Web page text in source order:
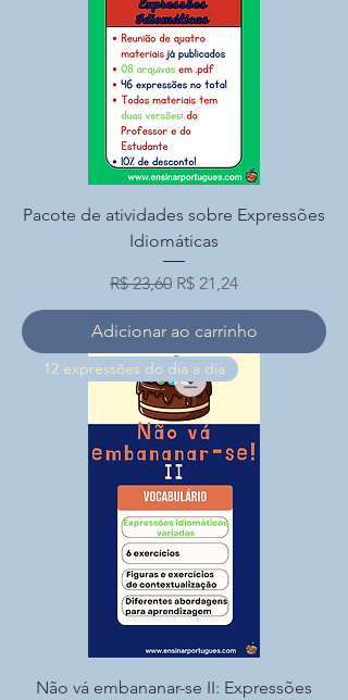
Pacote de atividades sobre Expressões
Idiomáticas
Preço normal
R$ 23,60 Preço promocional
R$ 21,24
Adicionar ao carrinho
12 expressões do dia a dia
Não vá embananar-se II: Expressões